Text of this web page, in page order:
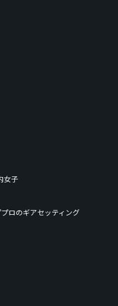
女子
プロのギアセッティング